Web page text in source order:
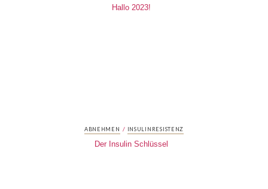
Hallo 2023!
ABNEHMEN / INSULINRESISTENZ
Der Insulin Schlüssel